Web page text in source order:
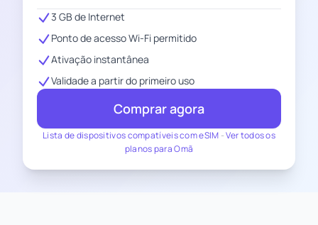
Lista de dispositivos compatíveis com eSIM -Ver todos os
planos para Omã
3 GB de Internet
Ponto de acesso Wi-Fi permitido
Ativação instantânea
Validade a partir do primeiro uso
Comprar agora